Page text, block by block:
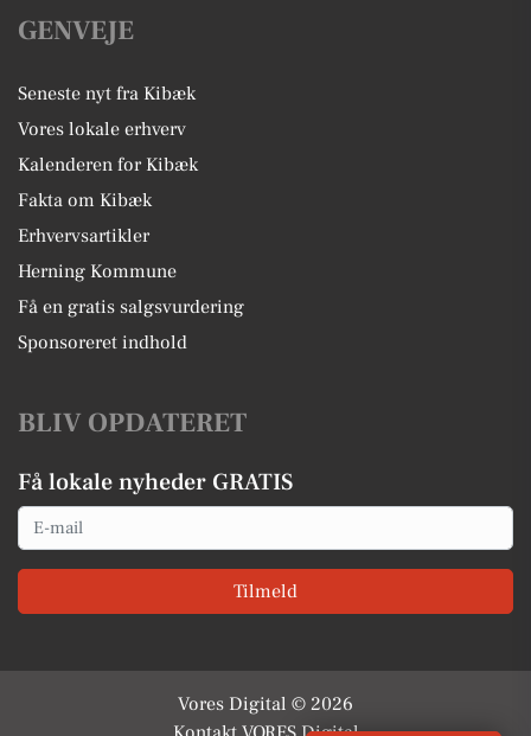
GENVEJE
Seneste nyt fra Kibæk
Vores lokale erhverv
Kalenderen for Kibæk
Fakta om Kibæk
Erhvervsartikler
Herning Kommune
Få en gratis salgsvurdering
Sponsoreret indhold
BLIV OPDATERET
Få lokale nyheder GRATIS
Email
Tilmeld
Vores Digital © 2026